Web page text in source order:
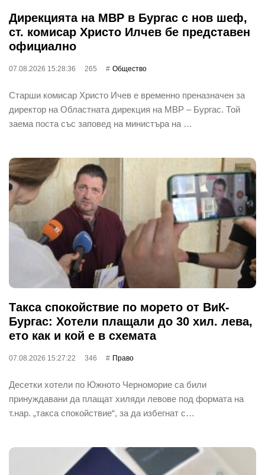
Дирекцията на МВР в Бургас с нов шеф,
ст. комисар Христо Илчев бе представен
официално
07.08.2026 15:28:36 265 Общество
Старши комисар Христо Ичев е временно преназначен за
директор на Областната дирекция на МВР – Бургас. Той
заема поста със заповед на министъра на …
Такса спокойствие по морето от ВиК-
Бургас: Хотели плащали до 30 хил. лева,
ето как и кой е в схемата
07.08.2026 15:27:22 346 Право
Десетки хотели по Южното Черноморие са били
принуждавани да плащат хиляди левове под формата на
т.нар. „такса спокойствие“, за да избегнат с…